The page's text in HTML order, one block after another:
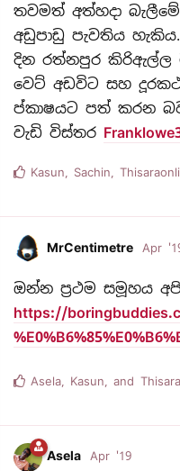
තවමත් අත්හදා
අඩුපාඩු පැවතිය
දින රත්නපුර කිරිඇල්ල
වෙට් අඩවිට සහ
ප්කාෂයට පත් කරන
වැඩි විස්තර
Kasun, Sachin,
MrCentimetre Apr
ඔන්න ප්‍රථම සමූහය
https://
Asela, Kasun, and
Asela Apr '19